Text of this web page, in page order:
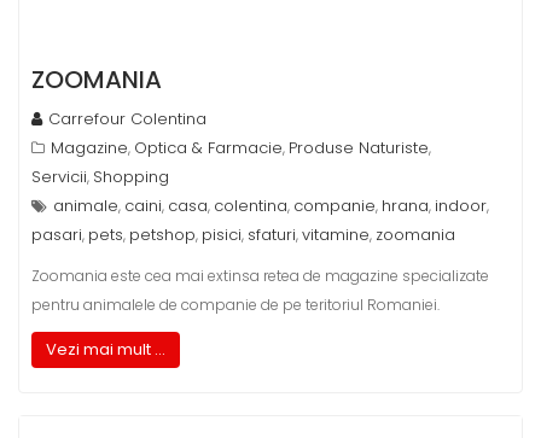
ZOOMANIA
Carrefour Colentina
Magazine, Optica & Farmacie, Produse Naturiste,
Servicii, Shopping
animale, caini, casa, colentina, companie, hrana, indoor,
pasari, pets, petshop, pisici, sfaturi,vitamine, zoomania
Zoomania este cea mai extinsa retea de magazine specializate
pentru animalele de companie de pe teritoriul Romaniei.
Vezi mai mult ...